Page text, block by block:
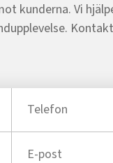
kunderna. Vi